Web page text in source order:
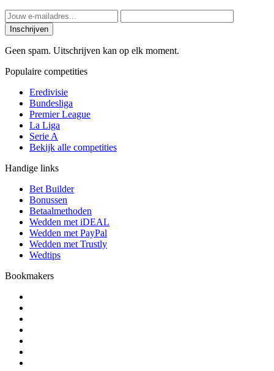
Inschrijven
Geen spam. Uitschrijven kan op elk moment.
Populaire competities
Eredivisie
Bundesliga
Premier League
La Liga
Serie A
Bekijk alle competities
Handige links
Bet Builder
Bonussen
Betaalmethoden
Wedden met iDEAL
Wedden met PayPal
Wedden met Trustly
Wedtips
Bookmakers